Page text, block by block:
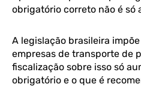
obrigatório correto não é só
A legislação brasileira
empresas de transporte de
fiscalização sobre isso só
obrigatório e o que é